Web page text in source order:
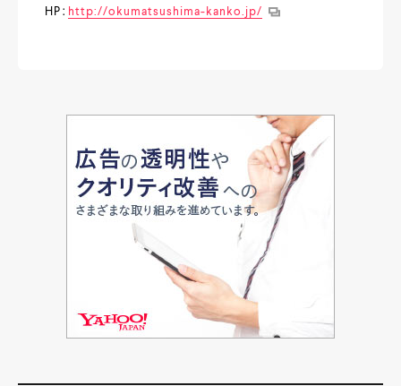
HP： http://okumatsushima-kanko.jp/